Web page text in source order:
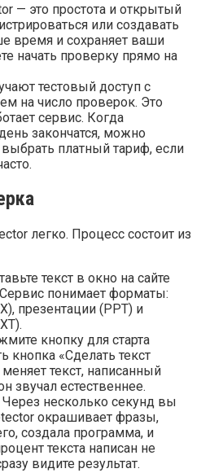
— это простота и открытый
или создавать
время и сохраняет ваши
начать проверку прямо на
тестовый доступ с
на число проверок. Это
сервис. Когда
закончатся, можно
платный тариф, если
легко. Процесс состоит из
текст в окно на сайте
Сервис понимает форматы:
презентации (PPT) и
кнопку для старта
кнопка «Сделать текст
текст, написанный
звучал естественнее.
Через несколько секунд вы
окрашивает фразы,
создала программа, и
текста написан не
видите результат.